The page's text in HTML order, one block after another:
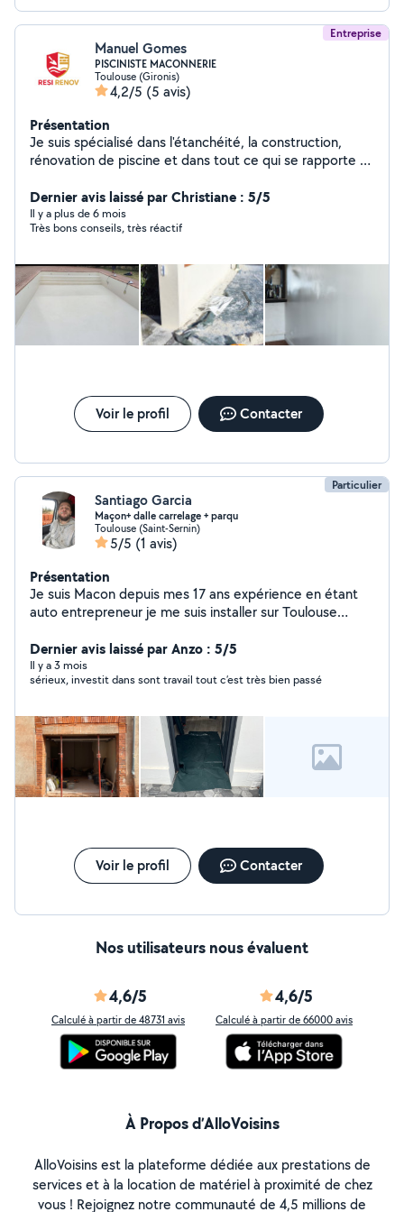
Entreprise
Manuel Gomes
PISCINISTE MACONNERIE
Toulouse (Gironis)
4,2/5 (5 avis)
Présentation
Je suis spécialisé dans l'étanchéité, la construction,
rénovation de piscine et dans tout ce qui se rapporte à
toit terrasse) Avec plus de 20 ans d'expérience dans
une entreprise nationale de renforcement de structure,
étanchéité de chateau d'eau et j'en passe... je suis à
Dernier avis laissé par Christiane : 5/5
Il y a plus de 6 mois
Très bons conseils, très réactif
Voir le profil Contacter
Particulier
Santiago Garcia
Maçon+ dalle carrelage + parqu
Toulouse (Saint-Sernin)
5/5 (1 avis)
Présentation
Je suis Macon depuis mes 17 ans expérience en étant
auto entrepreneur je me suis installer sur Toulouse
expérience au plaisir de vous aider
Dernier avis laissé par Anzo : 5/5
Il y a 3 mois
sérieux, investit dans sont travail tout c’est très bien passé
Voir le profil Contacter
Nos utilisateurs nous évaluent
4,6/5
Calculé à partir de 48731 avis
4,6/5
Calculé à partir de 66000 avis
À Propos d’AlloVoisins
AlloVoisins est la plateforme dédiée aux prestations de
services et à la location de matériel à proximité de chez
vous ! Rejoignez notre communauté de 4,5 millions de